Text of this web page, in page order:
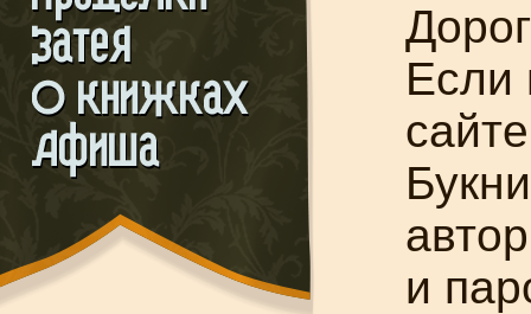
Если
и